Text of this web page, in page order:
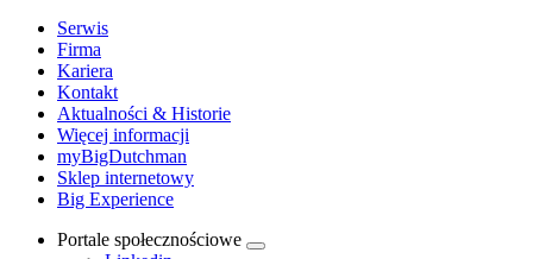
Serwis
Firma
Kariera
Kontakt
Aktualności & Historie
Więcej informacji
myBigDutchman
Sklep internetowy
Big Experience
Portale społecznościowe